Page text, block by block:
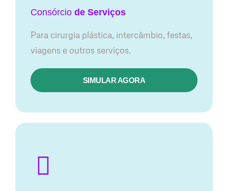
Consórcio de Serviços
Para cirurgia plástica, intercâmbio, festas,
viagens e outros serviços.
SIMULAR AGORA